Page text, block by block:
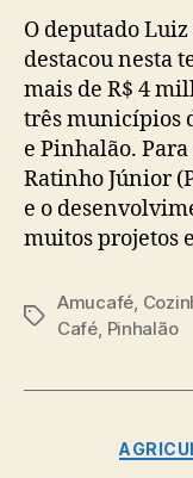
O deputado
destacou nesta
mais de R$ 4
três municípios
e Pinhalão.
Ratinho Júnior
e o
muitos projetos
Tags
Amucafé
Café Pinhalão